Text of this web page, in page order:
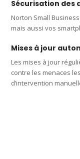
Sécurisation des
Norton Small
mais aussi vos
Mises à jour
Les mises à jour
contre les menaces
d’intervention